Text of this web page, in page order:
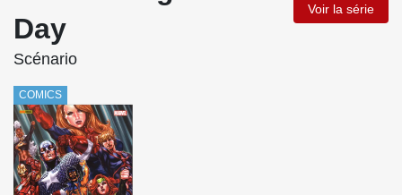
Day
Voir la série
Scénario
COMICS